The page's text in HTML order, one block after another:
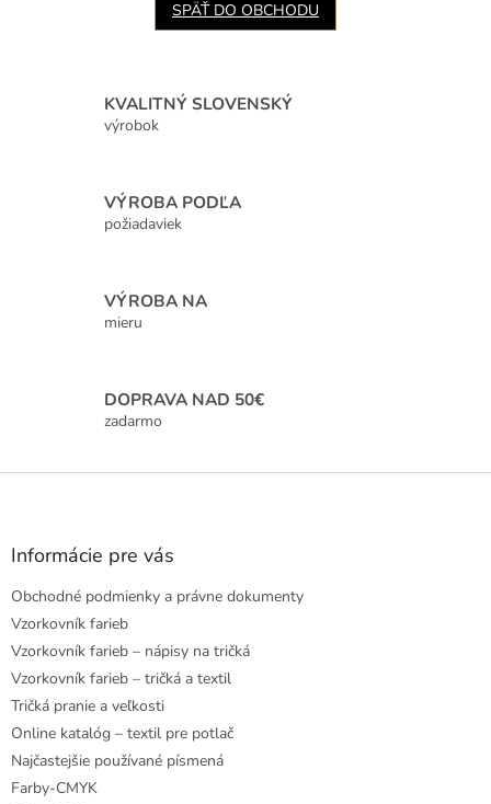
SPÄŤ DO OBCHODU
KVALITNÝ SLOVENSKÝ
výrobok
VÝROBA PODĽA
požiadaviek
VÝROBA NA
mieru
DOPRAVA NAD 50€
zadarmo
Z
Informácie pre vás
Obchodné podmienky a právne dokumenty
Vzorkovník farieb
Vzorkovník farieb – nápisy na tričká
Vzorkovník farieb – tričká a textil
Tričká pranie a veľkosti
Online katalóg – textil pre potlač
Najčastejšie používané písmená
Farby-CMYK